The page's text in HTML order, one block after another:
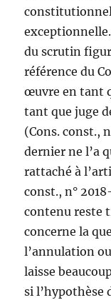
du scrutin
référence du
œuvre en tant
tant que juge
(Cons. const.,
dernier ne l’a
rattaché à
const., n°
contenu reste
concerne la
l’annulation
laisse
si l’hypothèse